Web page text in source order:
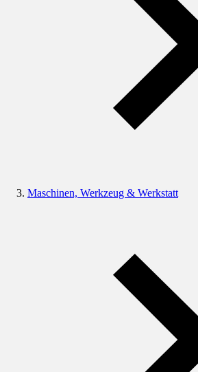
Maschinen, Werkzeug & Werkstatt